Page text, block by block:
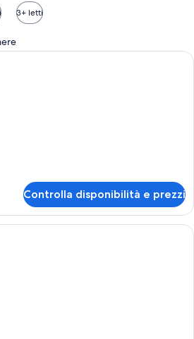
3+ letti
Una camera d'albergo con un letto,
Controlla disponibilità e prezzi
Una camera d'albergo con un letto,